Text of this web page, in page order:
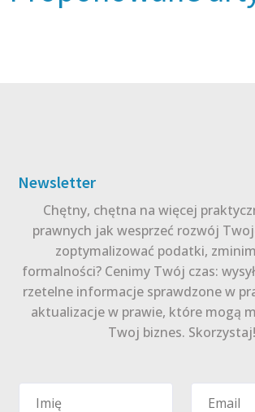
Newsletter
Chętny, chętna na więcej
prawnych jak wesprzeć rozwój
zoptymalizować podatki,
formalności? Cenimy Twój czas:
rzetelne informacje sprawdzone w
aktualizacje w prawie, które mogą
Twoj biznes. Skorzystaj!